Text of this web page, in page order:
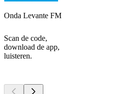
Onda Levante FM
Scan de code,
download de app,
luisteren.